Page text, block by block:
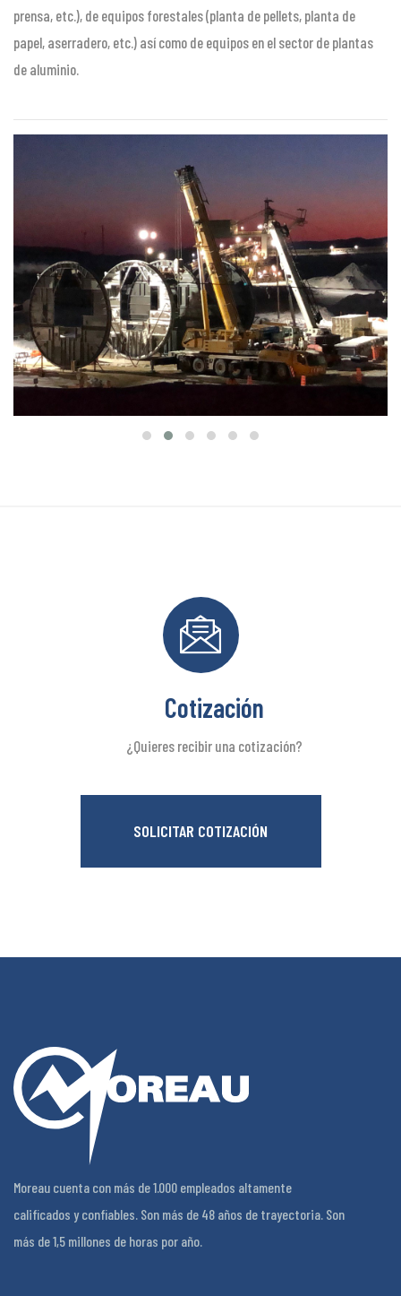
prensa, etc.), de equipos forestales (planta de pellets, planta de
papel, aserradero, etc.) así como de equipos en el sector de plantas
de aluminio.
Cotización
¿Quieres recibir una cotización?
SOLICITAR COTIZACIÓN
Moreau cuenta con más de 1.000 empleados altamente
calificados y confiables. Son más de 48 años de trayectoria. Son
más de 1,5 millones de horas por año.